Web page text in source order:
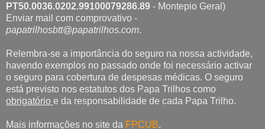
PT50.0036.0202.99100079286.89 - Montepio Geral)
Enviar mail com comprovativo -
papatrilhosbtt@papatrilhos.com.
Relembra-se a importância do seguro na nossa actividade,
havendo exemplos no passado onde foi necessário activar
o seguro para cobertura de despesas médicas. O seguro
está previsto nos estatutos dos Papa Trilhos como
obrigatório e da responsabilidade de cada Papa Trilho.
Mais informações no site da FPCUB.